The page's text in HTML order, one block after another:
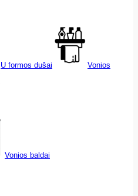
U formos dušai Vonios
Vonios baldai